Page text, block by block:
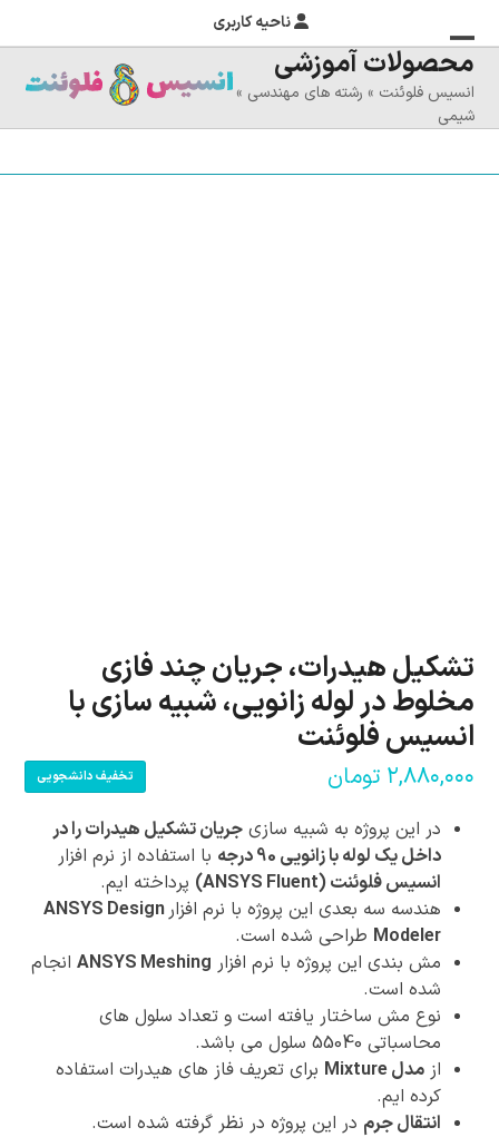
ناحیه کاربری
منوی
موبایل
را
تغییر
بستن
منوی
موبایل
محصولات آموزشی
انسیس فلوئنت » رشته های مهندسی »
شیمی
تشکیل هیدرات، جریان چند فازی
مخلوط در لوله زانویی، شبیه سازی با
انسیس فلوئنت
۲,۸۸۰,۰۰۰ تومان تخفیف دانشجویی
در این پروژه به شبیه سازیجریان تشکیل هیدرات را در
داخل یک لوله با زانویی 90 درجه
با استفاده از نرم افزار
انسیس فلوئنت (ANSYS Fluent)
پرداخته ایم.
هندسه سه بعدی این پروژه با نرم افزارANSYS Design
Modeler طراحی شده است.
مش بندی این پروژه با نرم افزار ANSYS Meshing انجام
شده است.
نوع مش ساختار یافته است و تعداد سلول های
محاسباتی 55040 سلول می باشد.
ازمدل Mixture
برای تعریف فاز های هیدرات استفاده
کرده ایم.
انتقال جرم در این پروژه در نظر گرفته شده است.